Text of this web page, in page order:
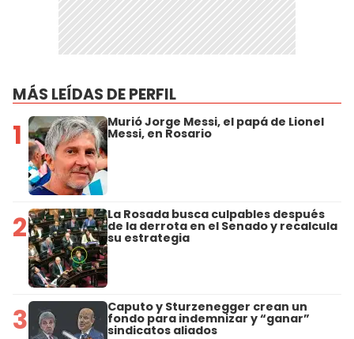
MÁS LEÍDAS DE PERFIL
1 Murió Jorge Messi, el papá de Lionel
Messi, en Rosario
2 La Rosada busca culpables después
de la derrota en el Senado y recalcula
su estrategia
3 Caputo y Sturzenegger crean un
fondo para indemnizar y “ganar”
sindicatos aliados